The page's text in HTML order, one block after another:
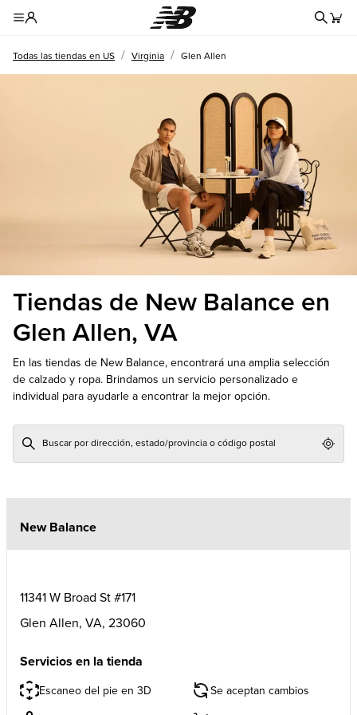
Todas las tiendas en US / Virginia / Glen Allen
Tiendas de New Balance en
Glen Allen, VA
En las tiendas de New Balance, encontrará una amplia selección
de calzado y ropa. Brindamos un servicio personalizado e
individual para ayudarle a encontrar la mejor opción.
New Balance
11341 W Broad St #171
Glen Allen, VA, 23060
Servicios en la tienda
Escaneo del pie en 3D Se aceptan cambios